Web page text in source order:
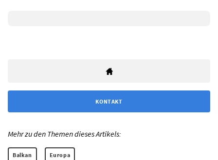
KONTAKT
Mehr zu den Themen dieses Artikels:
Balkan Europa